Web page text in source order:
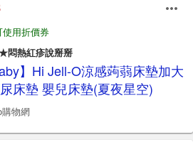
使用折價券
悶熱紅疹說掰掰
】Hi Jell-O涼感蒟蒻床墊加大
床墊 嬰兒床墊(夏夜星空)
物網